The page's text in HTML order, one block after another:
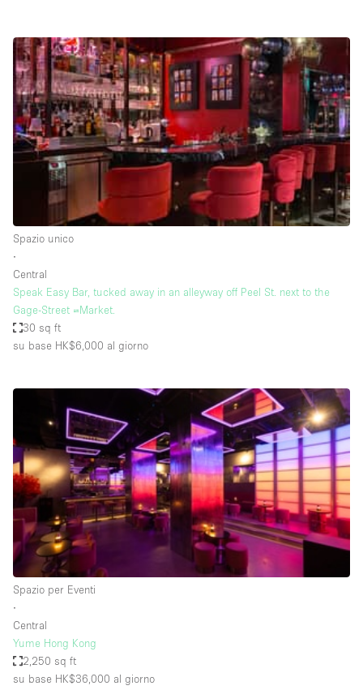
artistico
Servizio
fotografico
Conferenza Meeting Ufficio
Acquista
Condividi
Tipo di spazio
Acquista Condividi
Atelier / Laboratorio
Boutique/negozio
Fiera/festival
Galleria d'arte
Hall
Imbarcazione
Magazzino
Negozio in centro commerciale
Ristorante/bar/caffè
Sala riunioni
Salone
Spazio unico
∙
Central
Speak Easy Bar, tucked away in an alleyway off Peel St. next to the
Gage-Street =Market.
30 sq ft
su base HK$6,000 al giorno
Spazio per Eventi
∙
Central
Yume Hong Kong
2,250 sq ft
su base HK$36,000 al giorno